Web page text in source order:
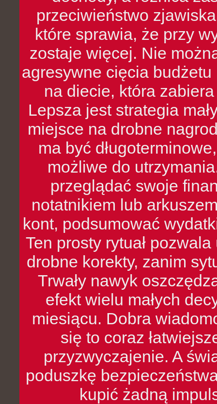
przeciwieństwo
które sprawia, że przy
zostaje więcej. Nie
agresywne cięcia
na diecie, która
Lepsza jest strategia
miejsce na drobne
ma być
możliwe do
przeglądać swoje
notatnikiem lub
kont, podsumować
Ten prosty rytuał
drobne korekty, zanim
Trwały nawyk
efekt wielu małych
miesiącu. Dobra
się to coraz
przyzwyczajenie. A
poduszkę
kupić żadną